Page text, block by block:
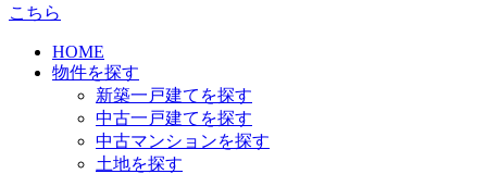
こちら
HOME
物件を探す
新築一戸建てを探す
中古一戸建てを探す
中古マンションを探す
土地を探す